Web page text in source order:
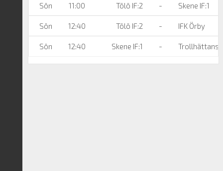
Sön 11:00 Tölö IF:2 - Skene IF:1
Sön 12:40 Tölö IF:2 - IFK Örby
Sön 12:40 Skene IF:1 - Trollhättans